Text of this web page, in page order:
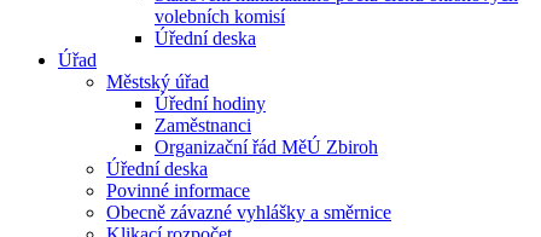
volebních komisí
Úřední deska
Úřad
Městský úřad
Úřední hodiny
Zaměstnanci
Organizační řád MěÚ Zbiroh
Úřední deska
Povinné informace
Obecně závazné vyhlášky a směrnice